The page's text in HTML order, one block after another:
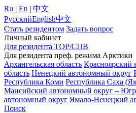
Ru | En | 中文
РусскийEnglish中文
Стать резидентом Задать вопрос
Личный кабинет
Для резидента ТОР/СПВ
Для резидента преф. режима Арктики
Архангельская область Красноярский
область Ненецкий автономный округ
Республика Коми Республика Саха
Мансийский автономный округ –
автономный округ Ямало-Ненецкий
Поиск